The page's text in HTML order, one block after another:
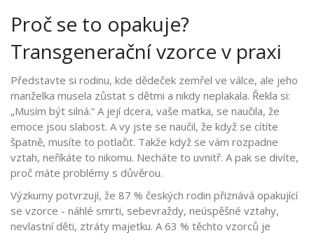
Proč se to opakuje?
Transgenerační vzorce v praxi
Představte si rodinu, kde dědeček zemřel ve válce, ale jeho
manželka musela zůstat s dětmi a nikdy neplakala. Řekla si:
„Musím být silná.“ A její dcera, vaše matka, se naučila, že
emoce jsou slabost. A vy jste se naučil, že když se cítíte
špatně, musíte to potlačit. Takže když se vám rozpadne
vztah, neříkáte to nikomu. Necháte to uvnitř. A pak se divíte,
proč máte problémy s důvěrou.
Výzkumy potvrzují, že 87 % českých rodin přiznává opakující
se vzorce - náhlé smrti, sebevraždy, neúspěšné vztahy,
nevlastní děti, ztráty majetku. A 63 % těchto vzorců je